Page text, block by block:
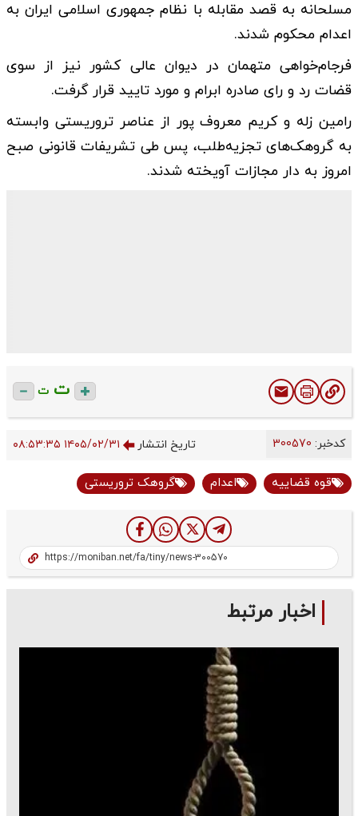
مسلحانه به قصد مقابله با نظام جمهوری اسلامی ایران به
اعدام محکوم شدند.
فرجام‌خواهی متهمان در دیوان عالی کشور نیز از سوی
قضات رد و رای صادره ابرام و مورد تایید قرار گرفت.
رامین زله و کریم معروف پور از عناصر تروریستی وابسته
به گروهک‌های تجزیه‌طلب، پس طی تشریفات قانونی صبح
امروز به دار مجازات آویخته شدند.
ت ت
کدخبر: تاریخ انتشار ۱۴۰۵/۰۲/۳۱ ۰۸:۵۳:۳۵
قوه قضاییه اعدام گروهک تروریستی
اخبار مرتبط